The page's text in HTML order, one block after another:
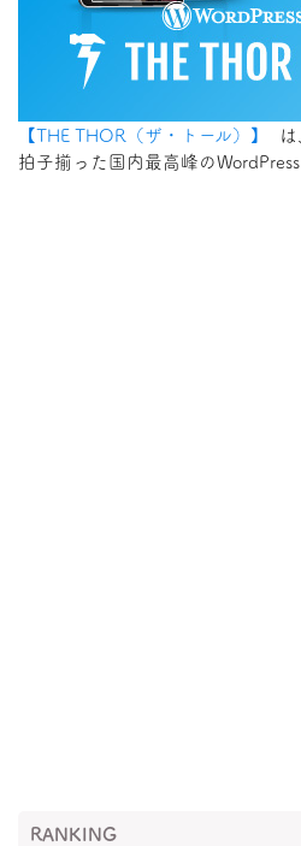
【THE THOR（ザ・トール）】
拍子揃った国内最高峰のWordPress
RANKING